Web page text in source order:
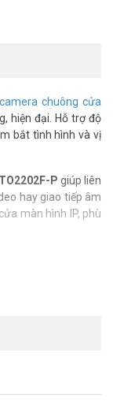
chuông cửa
hiện đại. Hỗ trợ độ
bắt tình hình và vị
P giúp liên
hay giao tiếp âm
màn hình IP, phù
P